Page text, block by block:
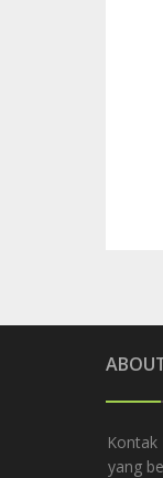
Kontak
yang